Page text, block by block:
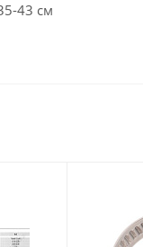
43 см